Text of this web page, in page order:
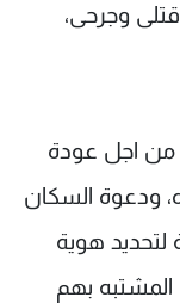
وجرحى،
من اجل عودة
ودعوة السكان
لتحديد هوية
المشتبه بهم